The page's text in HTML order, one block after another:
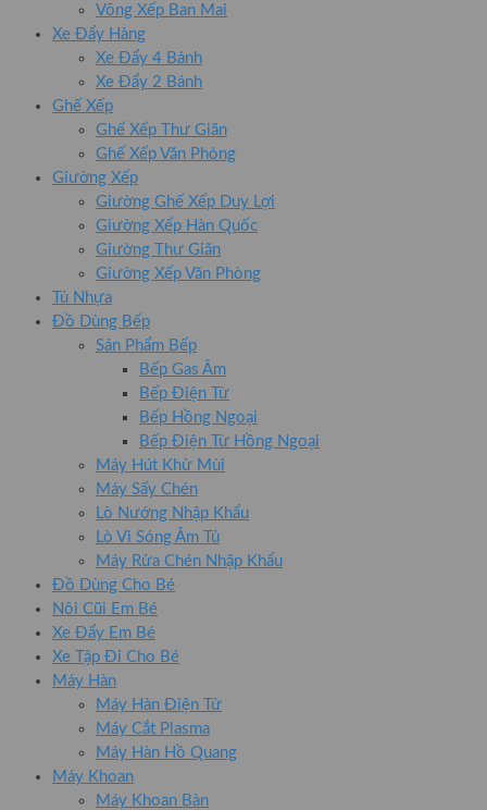
Võng Xếp Ban Mai
Xe Đẩy Hàng
Xe Đẩy 4 Bánh
Xe Đẩy 2 Bánh
Ghế Xếp
Ghế Xếp Thư Giãn
Ghế Xếp Văn Phòng
Giường Xếp
Giường Ghế Xếp Duy Lợi
Giường Xếp Hàn Quốc
Giường Thư Giãn
Giường Xếp Văn Phòng
Tủ Nhựa
Đồ Dùng Bếp
Sản Phẩm Bếp
Bếp Gas Âm
Bếp Điện Từ
Bếp Hồng Ngoại
Bếp Điện Từ Hồng Ngoại
Máy Hút Khử Mùi
Máy Sấy Chén
Lò Nướng Nhập Khẩu
Lò Vi Sóng Âm Tủ
Máy Rửa Chén Nhập Khẩu
Đồ Dùng Cho Bé
Nôi Cũi Em Bé
Xe Đẩy Em Bé
Xe Tập Đi Cho Bé
Máy Hàn
Máy Hàn Điện Tử
Máy Cắt Plasma
Máy Hàn Hồ Quang
Máy Khoan
Máy Khoan Bàn